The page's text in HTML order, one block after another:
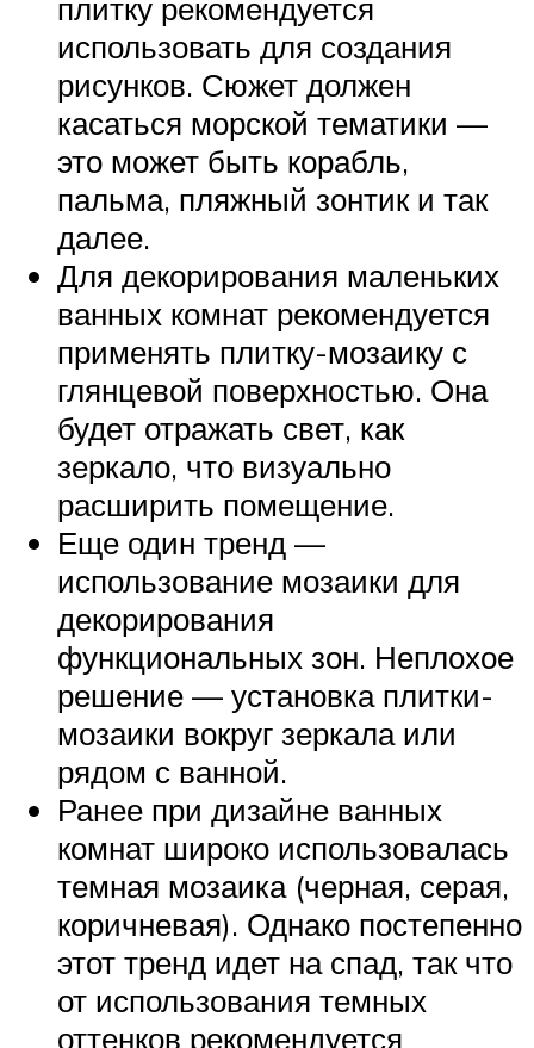
плитку рекомендуется
использовать для создания
рисунков. Сюжет должен
касаться морской тематики —
это может быть корабль,
пальма, пляжный зонтик и так
далее.
Для декорирования маленьких
ванных комнат рекомендуется
применять плитку-мозаику с
глянцевой поверхностью. Она
будет отражать свет, как
зеркало, что визуально
расширить помещение.
Еще один тренд —
использование мозаики для
декорирования
функциональных зон. Неплохое
решение — установка плитки-
мозаики вокруг зеркала или
рядом с ванной.
Ранее при дизайне ванных
комнат широко использовалась
темная мозаика (черная, серая,
коричневая). Однако постепенно
этот тренд идет на спад, так что
от использования темных
оттенков рекомендуется